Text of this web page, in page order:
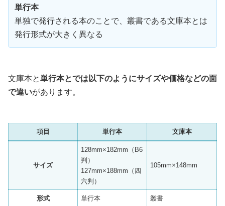
単行本
単独で発行される本のことで、叢書である文庫本とは
発行形式が大きく異なる
文庫本と単行本とでは以下のようにサイズや価格などの面
で違いがあります。
項目 単行本 文庫本
サイズ
128mm×182mm（B6
判）
127mm×188mm（四
六判）
105mm×148mm
形式 単行本 叢書